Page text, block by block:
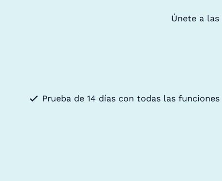
Únete a
Prueba de 14 días con todas las funciones